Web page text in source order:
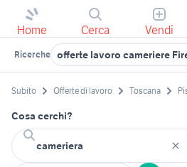
Home Cerca Vendi
Ricerche offerte lavoro cameriere
Subito Offerte di lavoro Toscana
Cosa cerchi?